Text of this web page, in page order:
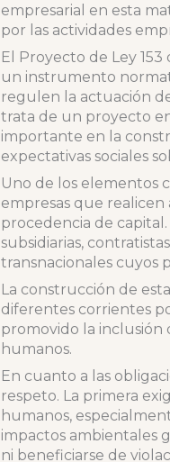
empresarial en esta
por las actividades
El Proyecto de Ley
un instrumento
regulen la actuación
trata de un proyecto
importante en la
expectativas sociales
Uno de los elementos
empresas que
procedencia de capital.
subsidiarias,
transnacionales cuyos
La construcción de
diferentes corrientes
promovido la inclusión
humanos.
En cuanto a las
respeto. La primera
humanos,
impactos ambientales
ni beneficiarse de